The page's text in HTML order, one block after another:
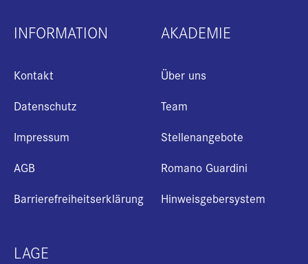
INFORMATION
Kontakt
Datenschutz
Impressum
AGB
Barrierefreiheitserklärung
AKADEMIE
Über uns
Team
Stellenangebote
Romano Guardini
Hinweisgebersystem
LAGE